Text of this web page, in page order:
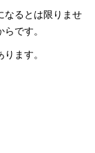
なるとは限りませ
です。
ます。